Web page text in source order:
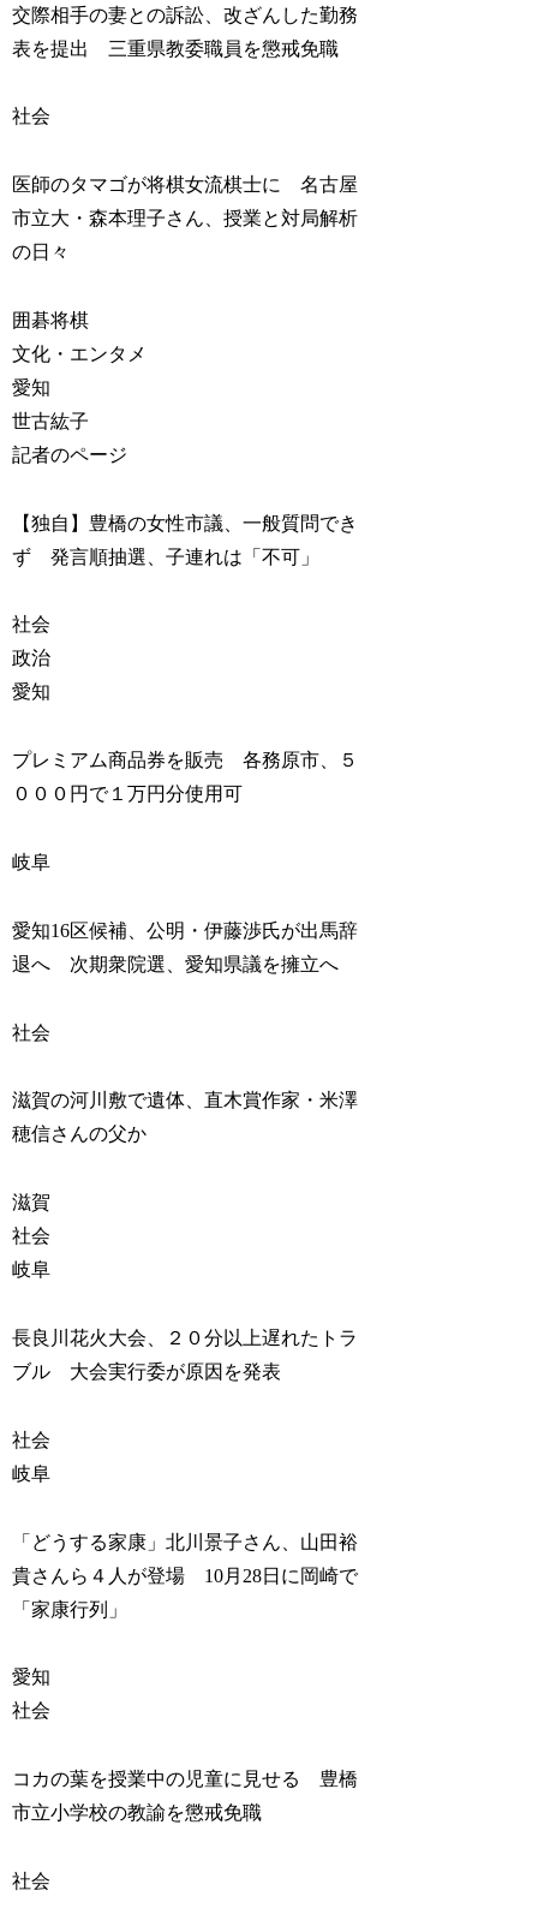
交際相手の妻との訴訟、改ざんした勤務
表を提出 三重県教委職員を懲戒免職
社会
医師のタマゴが将棋女流棋士に 名古屋
市立大・森本理子さん、授業と対局解析
の日々
囲碁将棋
文化・エンタメ
愛知
世古紘子
記者のページ
【独自】豊橋の女性市議、一般質問でき
ず 発言順抽選、子連れは「不可」
社会
政治
愛知
プレミアム商品券を販売 各務原市、５
０００円で１万円分使用可
岐阜
愛知16区候補、公明・伊藤渉氏が出馬辞
退へ 次期衆院選、愛知県議を擁立へ
社会
滋賀の河川敷で遺体、直木賞作家・米澤
穂信さんの父か
滋賀
社会
岐阜
長良川花火大会、２０分以上遅れたトラ
ブル 大会実行委が原因を発表
社会
岐阜
「どうする家康」北川景子さん、山田裕
貴さんら４人が登場 10月28日に岡崎で
「家康行列」
愛知
社会
コカの葉を授業中の児童に見せる 豊橋
市立小学校の教諭を懲戒免職
社会